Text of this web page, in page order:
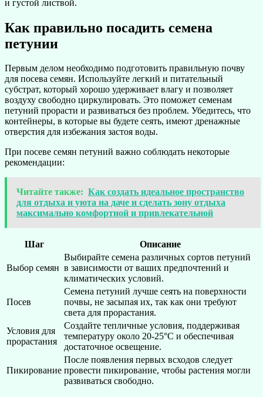
и густой листвой.
Как правильно посадить семена
петунии
Первым делом необходимо подготовить правильную почву
для посева семян. Используйте легкий и питательный
субстрат, который хорошо удерживает влагу и позволяет
воздуху свободно циркулировать. Это поможет семенам
петуний прорасти и развиваться без проблем. Убедитесь, что
контейнеры, в которые вы будете сеять, имеют дренажные
отверстия для избежания застоя воды.
При посеве семян петуний важно соблюдать некоторые
рекомендации:
Читайте также: Как создать идеальное пространство
для отдыха и уюта на даче и сделать зону отдыха
максимально комфортной и привлекательной
Шаг Описание
Выбор семян
Выбирайте семена различных сортов петуний
в зависимости от ваших предпочтений и
климатических условий.
Посев
Семена петуний лучше сеять на поверхности
почвы, не засыпая их, так как они требуют
света для прорастания.
Условия для
прорастания
Создайте тепличные условия, поддерживая
температуру около 20-25°C и обеспечивая
достаточное освещение.
Пикирование
После появления первых всходов следует
провести пикирование, чтобы растения могли
развиваться свободно.